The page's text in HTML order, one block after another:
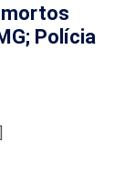
mortos
Polícia